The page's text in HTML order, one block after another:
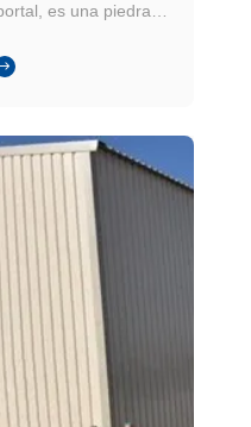
es una piedra
de fabricaciónA